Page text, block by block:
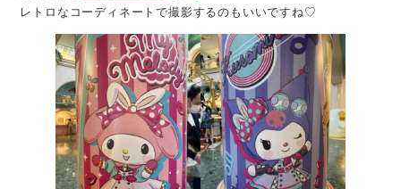
レトロなコーディネートで撮影するのもいいですね♡